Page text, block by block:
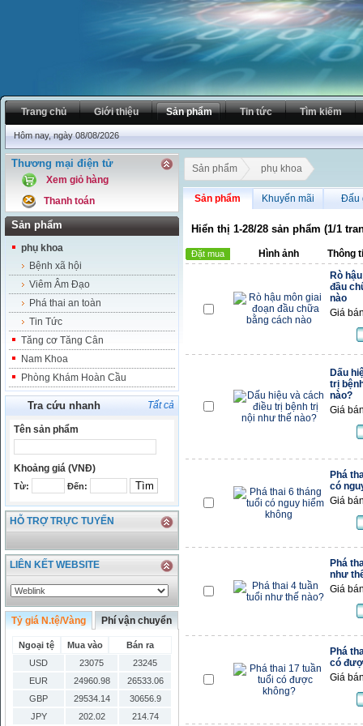
Trang chủ Giới thiệu Sản phẩm Tin tức Tìm kiếm
Hôm nay, ngày 08/08/2026
Thương mại điện tử
Xem giỏ hàng
Thanh toán
Sản phẩm
phụ khoa
Bệnh xã hội
Viêm Âm Đạo
Phá thai an toàn
Tin Tức
Tăng cơ Tăng Cân
Nam Khoa
Phòng Khám Hoàn Cầu
Tra cứu nhanh Tất cả
Tên sản phẩm
Khoảng giá (VNĐ)
Từ: Đến:
HỖ TRỢ TRỰC TUYẾN
LIÊN KẾT WEBSITE
Tỷ giá N.tệ/Vàng Phí vận chuyển
Ngoại tệ Mua vào
Bán ra
USD
23075
23245
EUR
24960.98
26533.06
GBP
29534.14
30656.9
JPY
202.02
214.74
Sản phẩm phụ khoa
Sản phẩm Khuyến mãi Đấu
Hiển thị 1-28/28 sản phẩm (1/1
Đặt mua Hình ảnh
Thông
Rò
đầu
nào
Giá
Dấu
trị
nào?
Giá
Phá
có
Giá
Phá
như
Giá
Phá
có
Giá